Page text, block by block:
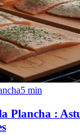
5 min
Plancha :